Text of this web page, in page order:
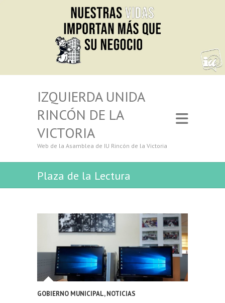
IZQUIERDA UNIDA
RINCÓN DE LA
VICTORIA
Web de la Asamblea de IU Rincón de la Victoria
Plaza de la Lectura
GOBIERNO MUNICIPAL,NOTICIAS